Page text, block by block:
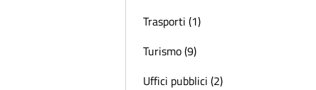
Trasporti (1)
Turismo (9)
Uffici pubblici (2)